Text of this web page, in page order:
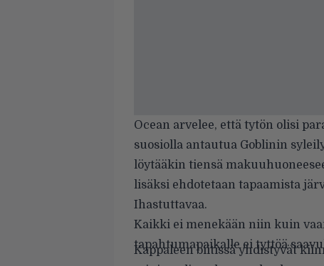
Ocean arvelee, että tytön olisi
suosiolla antautua Goblinin
löytääkin tiensä
lisäksi ehdotetaan tapaamista
Ihastuttavaa.
Kaikki ei menekään niin kuin
tapahtumapaikalle ei tyttöä
Kappaleen biitissä yhdistyvät